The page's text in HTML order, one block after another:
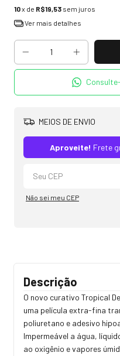
10x de R$19,53 sem juros
Ver mais detalhes
MEIOS DE ENVIO
Aproveite! Frete
Não sei meu CEP
Descrição
O novo curativo Tropical
uma película extra-fina
poliuretano e adesivo
Impermeável a água,
ao oxigênio e vapores